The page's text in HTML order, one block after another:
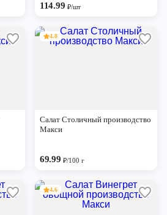
114.99 ₽/шт
4.8
Салат Столичный производство
Макси
69.99₽/100 г
4.6